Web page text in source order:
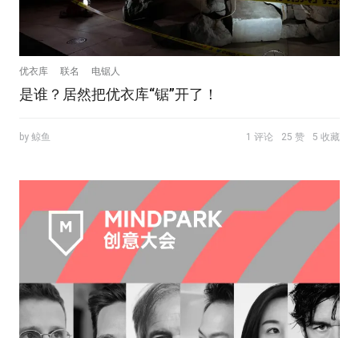
优衣库 联名 电锯人
是谁？居然把优衣库“锯”开了！
by 鲸鱼 1 评论 25 赞 5 收藏